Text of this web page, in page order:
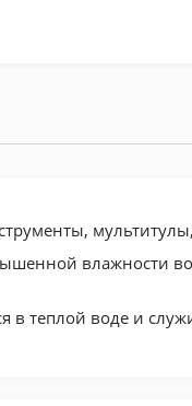
влажности
в теплой воде и